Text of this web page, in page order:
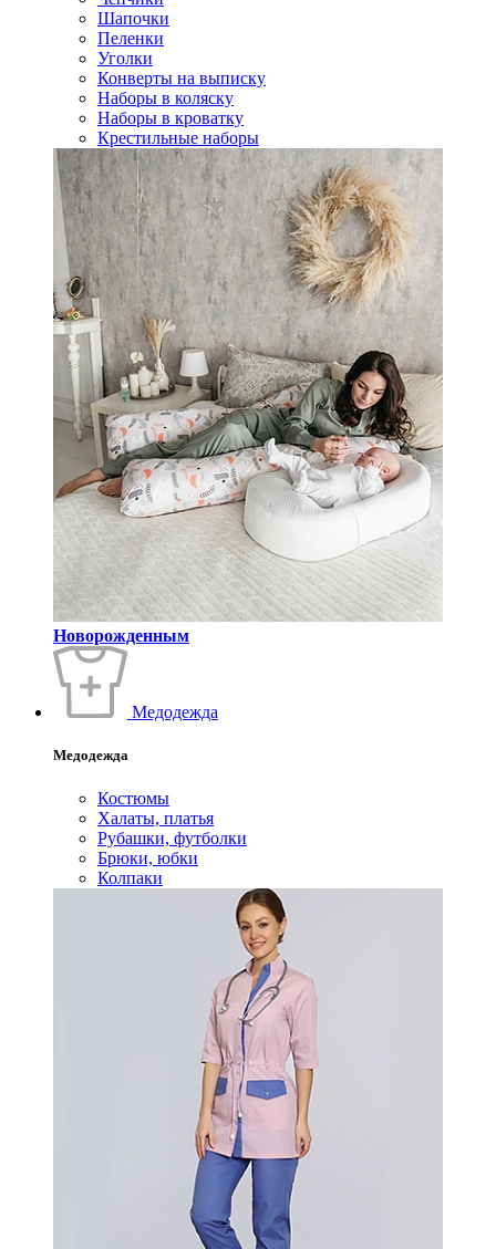
Шапочки
Пеленки
Уголки
Конверты на выписку
Наборы в коляску
Наборы в кроватку
Крестильные наборы
Новорожденным
Медодежда
Медодежда
Костюмы
Халаты, платья
Рубашки, футболки
Брюки, юбки
Колпаки